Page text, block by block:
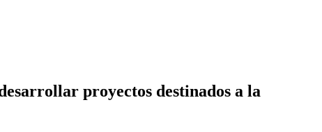
proyectos destinados a la